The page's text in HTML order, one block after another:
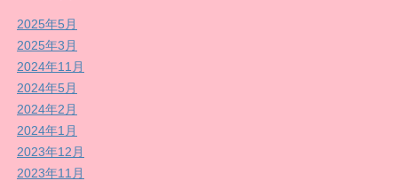
2025年5月
2025年3月
2024年11月
2024年5月
2024年2月
2024年1月
2023年12月
2023年11月